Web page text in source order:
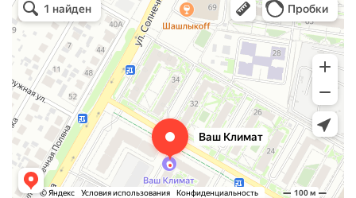
Кондиционеры в Барнауле
Системы вентиляции в Барнауле